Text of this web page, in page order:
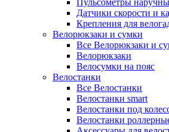
Пульсометры
Датчики скорости и
Крепления для
Велорюкзаки и сумки
Все Велорюкзаки и
Велорюкзаки
Велосумки на пояс
Велостанки
Все Велостанки
Велостанки smart
Велостанки под
Велостанки